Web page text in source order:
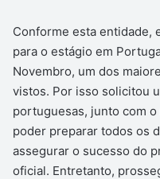
Conforme esta entidade,
para o estágio em
Novembro, um dos
vistos. Por isso solicitou
portuguesas, junto com
poder preparar todos os
assegurar o sucesso do
oficial. Entretanto,